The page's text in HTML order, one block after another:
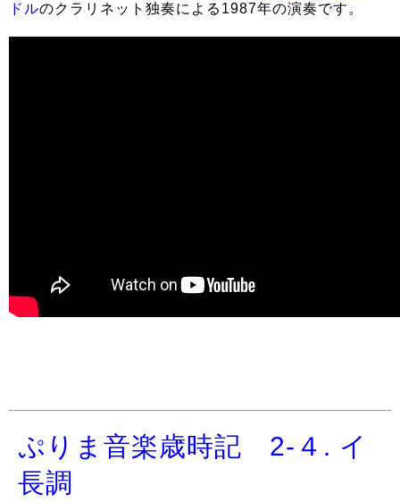
ドルのクラリネット独奏による1987年の演奏です。
ぷりま音楽歳時記 2-４. イ
長調